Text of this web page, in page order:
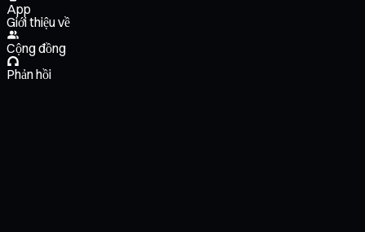
App
Giới thiệu về
Cộng đồng
Phản hồi